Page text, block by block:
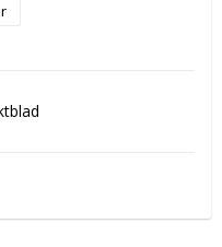
100 år, därför är det en